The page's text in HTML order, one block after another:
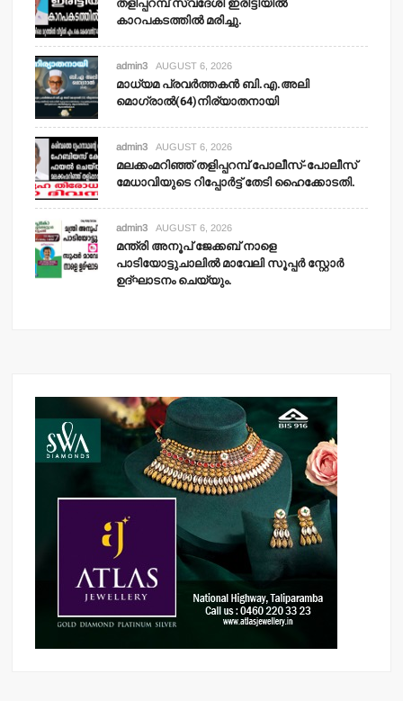
കാറപകടത്തില്‍ മരിച്ചു.
admin3 AUGUST 6, 2026
മാധ്യമ പ്രവര്‍ത്തകന്‍ ബി.എ.അലി
മൊഗ്രാല്‍(64)നിര്യാതനായി
admin3 AUGUST 6, 2026
മലക്കംമറിഞ്ഞ് തളിപ്പറമ്പ് പോലീസ്-പോലീസ്
മേധാവിയുടെ റിപ്പോര്‍ട്ട് തേടി ഹൈക്കോടതി.
admin3 AUGUST 6, 2026
മന്ത്രി അനൂപ് ജേക്കബ് നാളെ
പാടിയോട്ടുചാലില്‍ മാവേലി സൂപ്പര്‍ സ്റ്റോര്‍
ഉദ്ഘാടനം ചെയ്യും.